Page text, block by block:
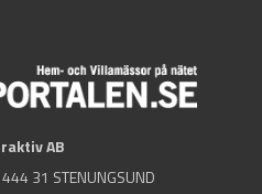
AB
31 STENUNGSUND